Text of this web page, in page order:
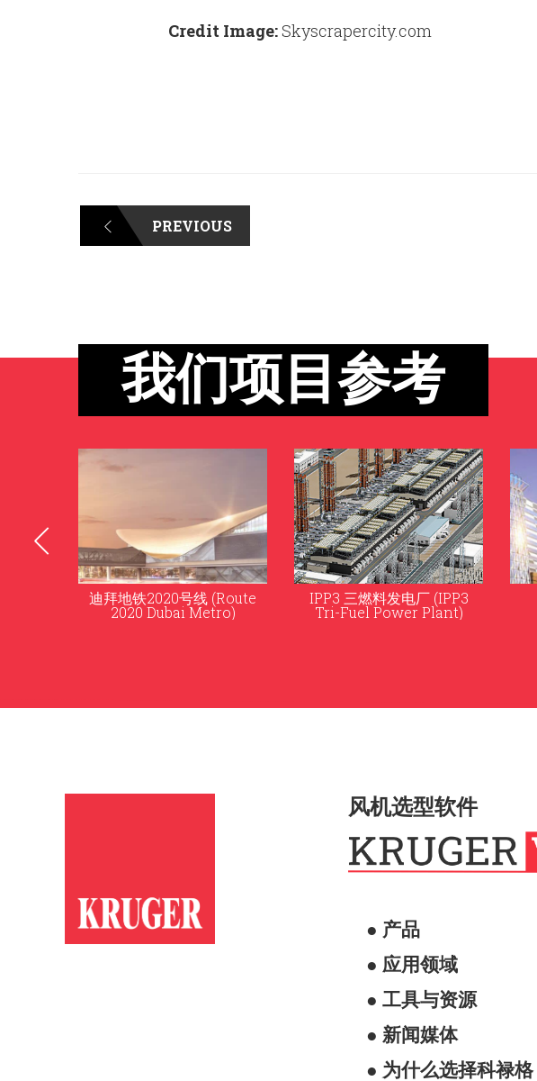
Credit Image:Skyscrapercity.com
PREVIOUS
我们项目参考
迪拜地铁2020号线 (Route
2020 Dubai Metro)
IPP3 三燃料发电厂 (IPP3
Tri-Fuel Power Plant)
风机选型软件
● 产品
● 应用领域
● 工具与资源
● 新闻媒体
● 为什么选择科禄格